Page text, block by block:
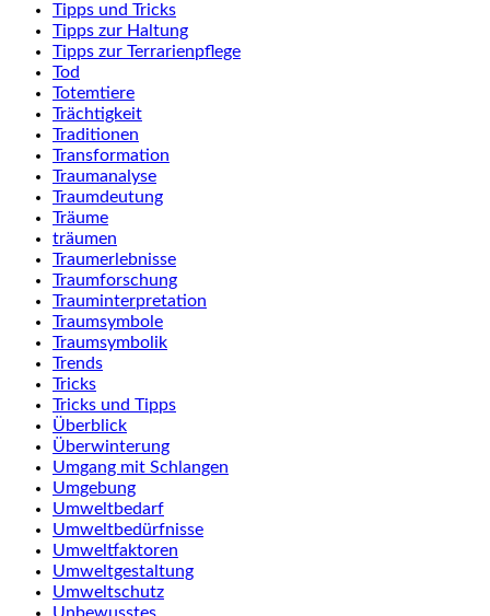
Tipps und Tricks
Tipps zur Haltung
Tipps zur Terrarienpflege
Tod
Totemtiere
Trächtigkeit
Traditionen
Transformation
Traumanalyse
Traumdeutung
Träume
träumen
Traumerlebnisse
Traumforschung
Trauminterpretation
Traumsymbole
Traumsymbolik
Trends
Tricks
Tricks und Tipps
Überblick
Überwinterung
Umgang mit Schlangen
Umgebung
Umweltbedarf
Umweltbedürfnisse
Umweltfaktoren
Umweltgestaltung
Umweltschutz